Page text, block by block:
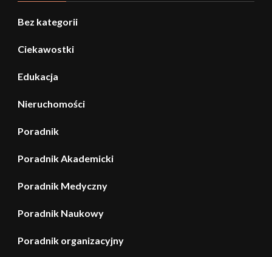
Bez kategorii
Ciekawostki
Edukacja
Nieruchomości
Poradnik
Poradnik Akademicki
Poradnik Medyczny
Poradnik Naukowy
Poradnik organizacyjny